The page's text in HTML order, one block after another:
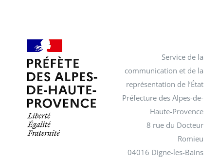
Service de la
communication et de la
représentation de l’État
Préfecture des Alpes-de-
Haute-Provence
8 rue du Docteur
Romieu
04016 Digne-les-Bains